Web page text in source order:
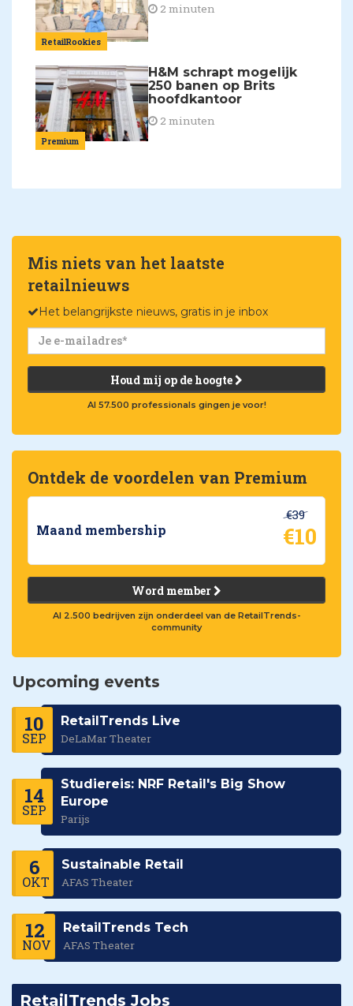
RetailRookies
2 minuten
Premium
H&M schrapt mogelijk
250 banen op Brits
hoofdkantoor
2 minuten
Mis niets van het laatste
retailnieuws
Het belangrijkste nieuws, gratis in je inbox
Houd mij op de hoogte
Al 57.500 professionals gingen je voor!
Ontdek de voordelen van Premium
Maand membership
€39
€10
Word member
Al 2.500 bedrijven zijn onderdeel van de RetailTrends-
community
Upcoming events
10
SEP
RetailTrends Live
DeLaMar Theater
14
SEP
Studiereis: NRF Retail's Big Show
Europe
Parijs
6
OKT
Sustainable Retail
AFAS Theater
12
NOV
RetailTrends Tech
AFAS Theater
RetailTrends Jobs